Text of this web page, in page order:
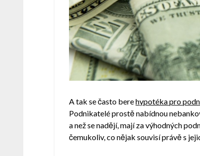
A tak se často berehypotéka pro
Podnikatelé prostě nabídnou
a než se nadějí, mají za výhodných
čemukoliv, co nějak souvisí právě s